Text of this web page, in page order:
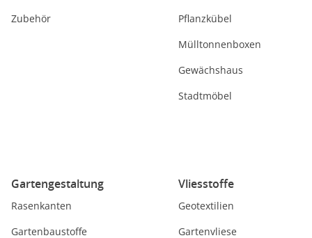
Zubehör
Pflanzkübel
Mülltonnenboxen
Gewächshaus
Stadtmöbel
Gartengestaltung
Rasenkanten
Gartenbaustoffe
Vliesstoffe
Geotextilien
Gartenvliese